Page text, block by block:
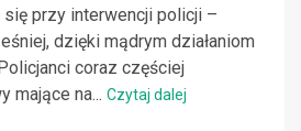
przy interwencji policji –
dzięki mądrym działaniom
coraz częściej
mające na... Czytaj dalej